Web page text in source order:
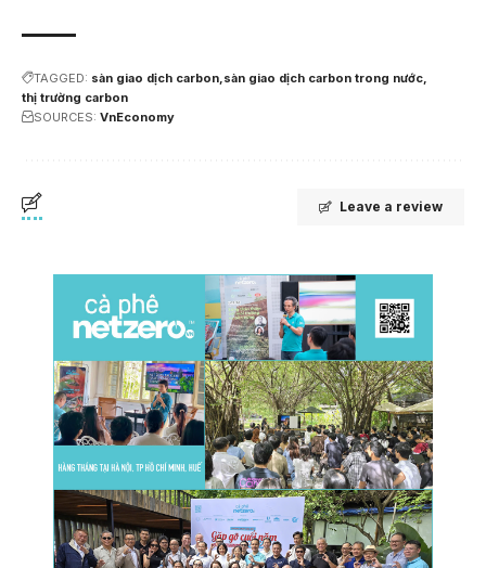
TAGGED: sàn giao dịch carbon sàn giao dịch carbon trong nước
thị trường carbon
SOURCES: VnEconomy
Leave a review